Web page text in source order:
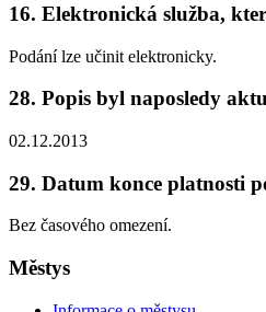
16. Elektronická služba,
Podání lze učinit elektronicky.
28. Popis byl naposledy
02.12.2013
29. Datum konce platnosti
Bez časového omezení.
Městys